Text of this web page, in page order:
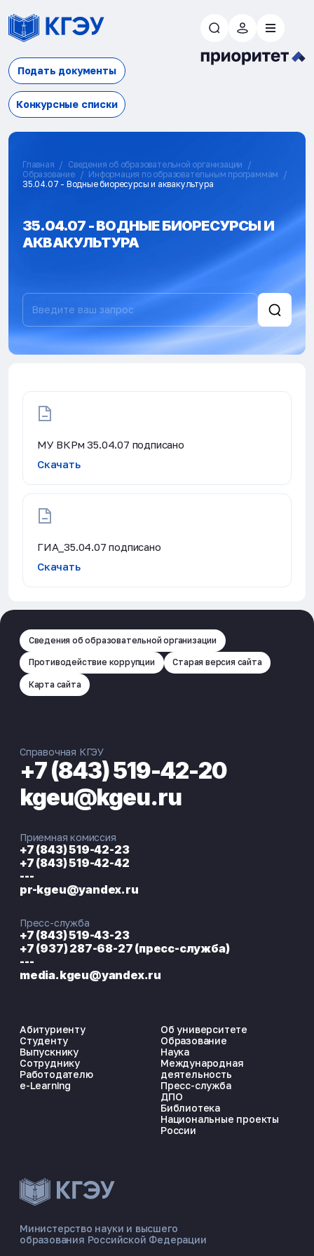
Подать документы
Конкурсные списки
ЭНЕРГОКОД — ПОМОЩНИК КГЭУ
📋 Приёмная комиссия
Главная
Сведения об образовательной организации
Образование
Информация по образовательным программам
35.04.07 - Водные биоресурсы и аквакультура
35.04.07 - ВОДНЫЕ БИОРЕСУРСЫ И
АКВАКУЛЬТУРА
МУ ВКРм 35.04.07 подписано
Скачать
ГИА_35.04.07 подписано
Скачать
Сведения об образовательной организации
Противодействие коррупции Старая версия сайта
Карта сайта
Министерство науки и высшего
образования Российской Федерации
Абитуриенту
Студенту
Выпускнику
Сотруднику
Работодателю
e-Learning
Об университете
Образование
Наука
Международная
деятельность
Пресс-служба
ДПО
Библиотека
Национальные проекты
России
Справочная КГЭУ
+7 (843) 519-42-20
kgeu@kgeu.ru
Приемная комиссия
+7 (843) 519-42-23
+7 (843) 519-42-42
---
pr-kgeu@yandex.ru
Пресс-служба
+7 (843) 519-43-23
+7 (937) 287-68-27 (пресс-служба)
---
media.kgeu@yandex.ru